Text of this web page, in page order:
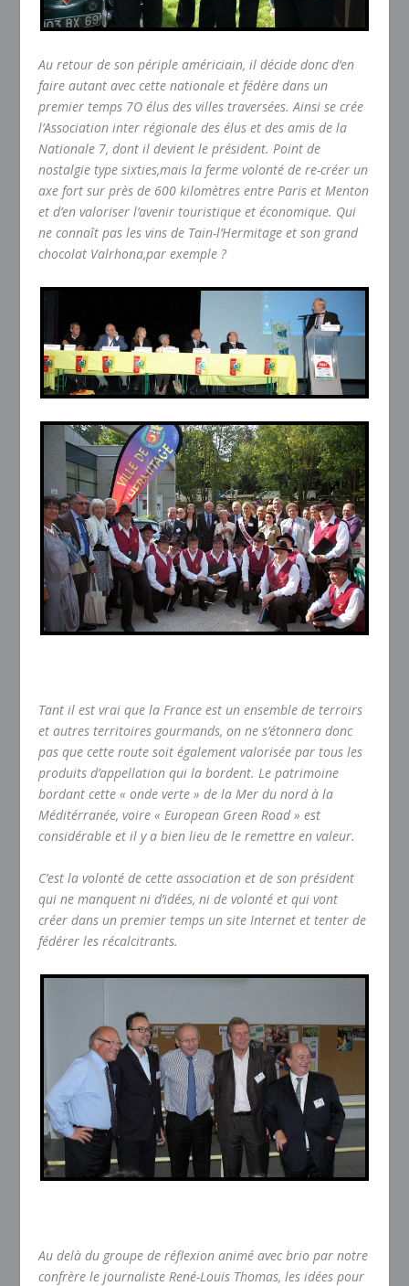
Au retour de son périple américiain, il décide donc d’en
faire autant avec cette nationale et fédère dans un
premier temps 7O élus des villes traversées. Ainsi se crée
l’Association inter régionale des élus et des amis de la
Nationale 7, dont il devient le président. Point de
nostalgie type sixties,mais la ferme volonté de re-créer un
axe fort sur près de 600 kilomètres entre Paris et Menton
et d’en valoriser l’avenir touristique et économique. Qui
ne connaît pas les vins de Tain-l’Hermitage et son grand
chocolat Valrhona,par exemple ?
Tant il est vrai que la France est un ensemble de terroirs
et autres territoires gourmands, on ne s’étonnera donc
pas que cette route soit également valorisée par tous les
produits d’appellation qui la bordent. Le patrimoine
bordant cette « onde verte » de la Mer du nord à la
Méditérranée, voire « European Green Road » est
considérable et il y a bien lieu de le remettre en valeur.
C’est la volonté de cette association et de son président
qui ne manquent ni d’idées, ni de volonté et qui vont
créer dans un premier temps un site Internet et tenter de
fédérer les récalcitrants.
Au delà du groupe de réflexion animé avec brio par notre
confrère le journaliste René-Louis Thomas, les idées pour